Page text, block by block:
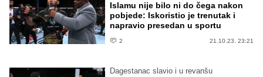
Islamu nije bilo ni do čega nakon
pobjede: Iskoristio je trenutak i
napravio presedan u sportu
2 21.10.23. 23:21
Dagestanac slavio i u revanšu